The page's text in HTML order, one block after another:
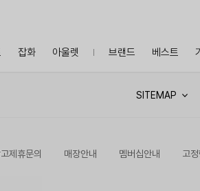
잡화 아울렛 브랜드 베스트
SITEMAP
제휴문의 매장안내 멤버십안내 고